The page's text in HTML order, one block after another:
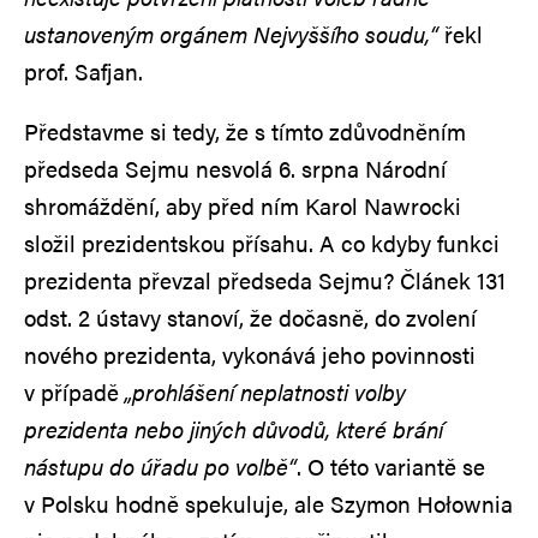
ustanoveným orgánem Nejvyššího soudu,“řekl
prof. Safjan.
Představme si tedy, že s tímto zdůvodněním
předseda Sejmu nesvolá 6. srpna Národní
shromáždění, aby před ním Karol Nawrocki
složil prezidentskou přísahu. A co kdyby funkci
prezidenta převzal předseda Sejmu? Článek 131
odst. 2 ústavy stanoví, že dočasně, do zvolení
nového prezidenta, vykonává jeho povinnosti
v případě„prohlášení neplatnosti volby
prezidenta nebo jiných důvodů, které brání
nástupu do úřadu po volbě“. O této variantě se
v Polsku hodně spekuluje, ale Szymon Hołownia